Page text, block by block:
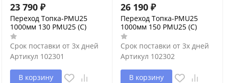
23 790 ₽
Переход Топка-PMU25
1000мм 130 PMU25 (С)
Срок поставки от 3х дней
Артикул 102301
В корзину
26 190 ₽
Переход Топка-PMU25
1000мм 150 PMU25 (С)
Срок поставки от 3х дней
Артикул 102302
В корзину